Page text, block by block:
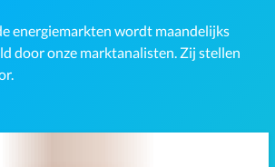
energiemarkten wordt maandelijks
door onze marktanalisten. Zij stellen